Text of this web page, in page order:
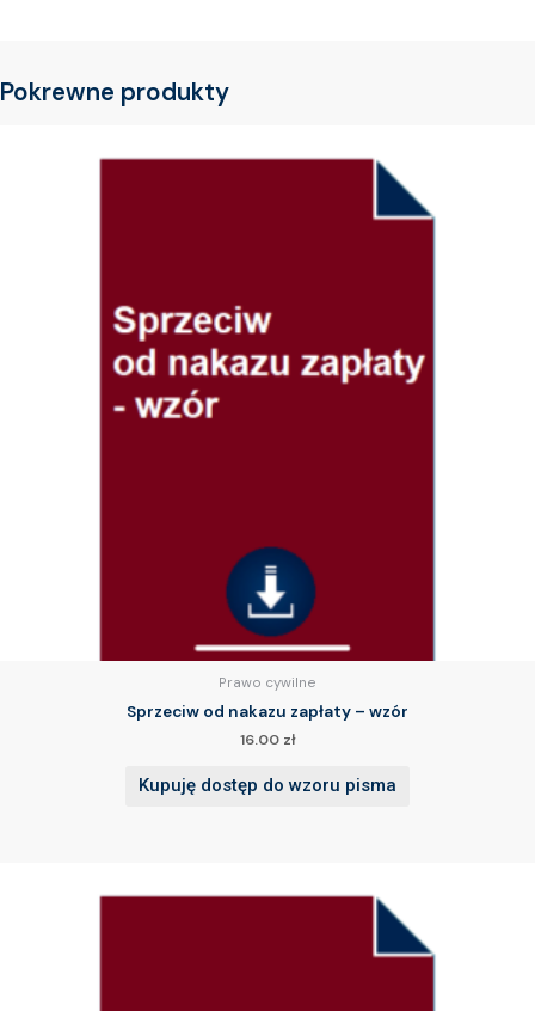
Pokrewne produkty
Prawo cywilne
Sprzeciw od nakazu zapłaty – wzór
16.00 zł
Kupuję dostęp do wzoru pisma